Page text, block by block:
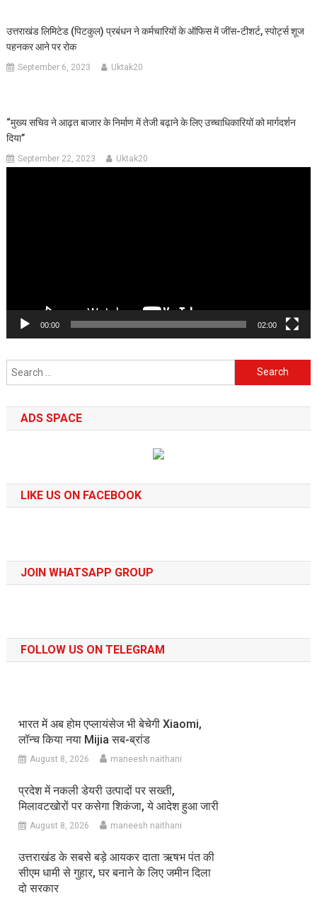
उत्तराखंड लिमिटेड (पिटकुल) प्रबंधन ने कर्मचारियों के ऑफिस में जींस-टीशर्ट, स्पोर्ट्स शूज
पहनकर आने पर रोक
September 6, 2023 Uktak20
“मुख्य सचिव ने आढ़त बाजार के निर्माण में तेजी बढ़ाने के लिए उच्चाधिकारियों को मार्गदर्शन
दिया”
September 22, 2023 Uktak20
00:00 02:00
Search
for:
ADS SPACE
LIKE US ON FACEBOOK
JOIN WHATSAPP GROUP
FOLLOW US ON TELEGRAM
भारत में अब होम एप्लायंसेज भी बेचेगी Xiaomi,
लॉन्च किया नया Mijia सब-ब्रांड
August 8, 2026 maneesh naithani
प्रदेश में नकली डेयरी उत्पादों पर सख्ती,
मिलावटखोरों पर कसेगा शिकंजा, ये आदेश हुआ जारी
August 8, 2026 maneesh naithani
उत्तराखंड के सबसे बड़े आयकर दाता ऋषभ पंत की
सीएम धामी से गुहार, घर बनाने के लिए जमीन दिला
दो सरकार